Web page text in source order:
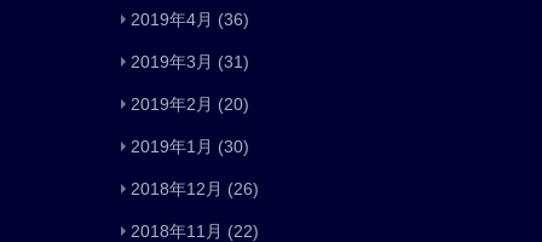
2019年4月 (36)
2019年3月 (31)
2019年2月 (20)
2019年1月 (30)
2018年12月 (26)
2018年11月 (22)